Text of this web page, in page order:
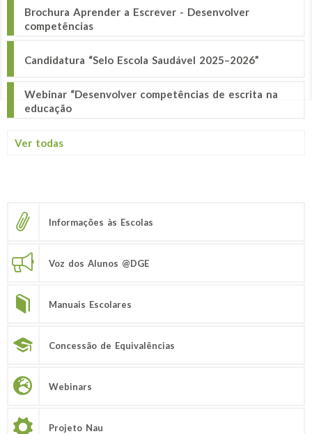
Brochura Aprender a Escrever - Desenvolver
competências
Candidatura “Selo Escola Saudável 2025–2026”
Webinar “Desenvolver competências de escrita na
educação
Ver todas
Informações às Escolas
Voz dos Alunos @DGE
Manuais Escolares
Concessão de Equivalências
Webinars
Projeto Nau